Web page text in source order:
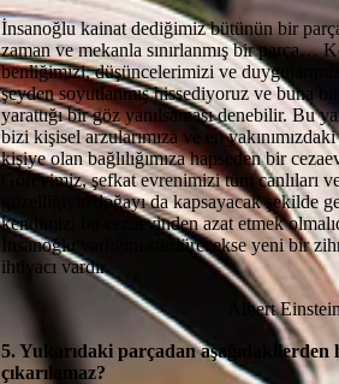
İnsanoğlu kainat dediğimiz bütünün bir
zaman ve mekanla sınırlanmış bir parça…
benliğimizi, düşüncelerimizi ve
şeyden soyutlanmış hissediyoruz ve buna
yarattığı bir göz yanılsaması denebilir. Bu
bizi kişisel arzularımıza ve en
kişiye olan bağlılığımıza hapseden bir
Görevimiz, şefkat evrenimizi tüm canlıları
güzelliğiyle doğayı da kapsayacak şekilde
kendimizi bu cezaevinden azat etmek
İnsanoğlu varlığını sürdürecekse yeni bir
ihtiyacı vardır.
Albert
5. Yukarıdaki parçadan aşağıdakilerden
çıkarılamaz?